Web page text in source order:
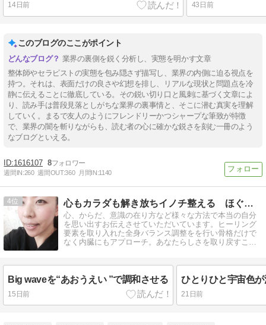
14日前 43日前
このブログのここがポイント
業界の裏側を鋭く分析し、実態を明かす文章
整体師やセラピストの実態を包み隠さず描写し、業界の内側に迫る視点を
持つ。それは、表面だけの良さや幻想を排し、リアルな現状と問題点を冷
静に伝えることに徹底している。その鋭い切り口と風刺に基づく文章によ
り、読み手は普段見落としがちな業界の裏事情と、そこに潜む真実を理解
していく。まるで友人のようにフレンドリーかつシャープな筆致が特徴
で、業界の闇を斬りながらも、読む者の心に確かな鋭さを刻む一冊のよう
なブログといえる。
1616107 8
週間IN:260 週間OUT:360 月間IN:1140
4 心もカラダも解き放ちイノチ整える ほぐし屋shin
心、からだ、意識の在り方など様々な方法で本当の自分
を思い出すお伝えさせていただいています。ヒーリング
要素を取り入れた全身バランス調整をを行い骨格だけで
なく内臓にもアプローチ。あなたらしさを取り戻すこと
Big waveを“あおうえい ”で調和させる
15日前
ひとりひと宇宙色
21日前